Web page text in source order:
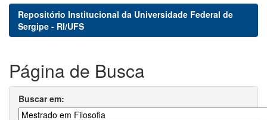
Repositório Institucional da Universidade Federal de
Sergipe - RI/UFS
Página de Busca
Buscar em: